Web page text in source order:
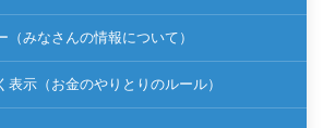
（みなさんの情報について）
示（お金のやりとりのルール）